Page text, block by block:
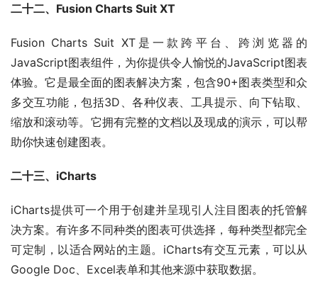
二十二、Fusion Charts Suit XT
Fusion Charts Suit XT是一款跨平台、跨浏览器的
JavaScript图表组件，为你提供令人愉悦的JavaScript图表
体验。它是最全面的图表解决方案，包含90+图表类型和众
多交互功能，包括3D、各种仪表、工具提示、向下钻取、
缩放和滚动等。它拥有完整的文档以及现成的演示，可以帮
助你快速创建图表。
二十三、iCharts
iCharts提供可一个用于创建并呈现引人注目图表的托管解
决方案。有许多不同种类的图表可供选择，每种类型都完全
可定制，以适合网站的主题。iCharts有交互元素，可以从
Google Doc、Excel表单和其他来源中获取数据。